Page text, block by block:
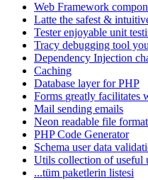
Web Framework
Latte the safest &
Testerenjoyable unit
Tracy debugging tool
Dependency Injection
Caching
Database layer for PHP
Forms greatly facilitates
Mail sending emails
Neon readable file format
PHP Code Generator
Schema user data
Utils collection of useful
...tüm paketlerin listesi